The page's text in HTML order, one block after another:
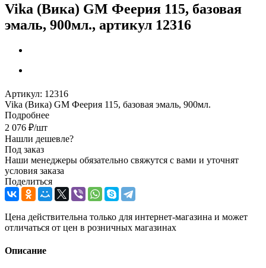
Vika (Вика) GM Феерия 115, базовая
эмаль, 900мл., артикул 12316
Артикул: 12316
Vika (Вика) GM Феерия 115, базовая эмаль, 900мл.
Подробнее
2 076 ₽/шт
Нашли дешевле?
Под заказ
Наши менеджеры обязательно свяжутся с вами и уточнят
условия заказа
Поделиться
Цена действительна только для интернет-магазина и может
отличаться от цен в розничных магазинах
Описание